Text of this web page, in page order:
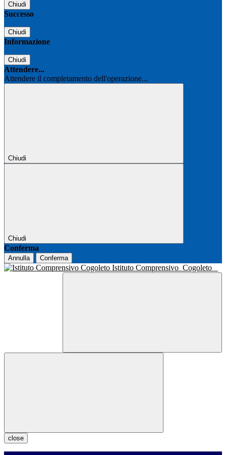
Chiudi
Successo
Chiudi
Informazione
Chiudi
Attendere...
Attendere il completamento dell'operazione...
Chiudi
Chiudi
Conferma
Annulla Conferma
Istituto Comprensivo Cogoleto
close